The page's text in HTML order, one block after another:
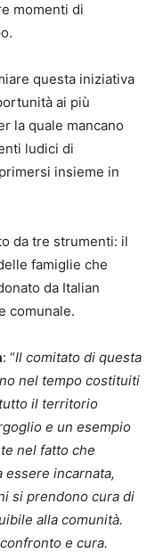
momenti di
questa iniziativa
ai più
la quale mancano
ludici di
insieme in
da tre strumenti: il
famiglie che
da Italian
comunale.
: “Il comitato di questa
nel tempo costituiti
il territorio
e un esempio
nel fatto che
essere incarnata,
si prendono cura di
alla comunità.
e cura.